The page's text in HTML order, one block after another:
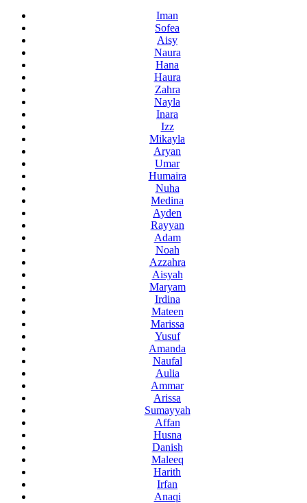
Iman
Sofea
Aisy
Naura
Hana
Haura
Zahra
Nayla
Inara
Izz
Mikayla
Aryan
Umar
Humaira
Nuha
Medina
Ayden
Rayyan
Adam
Noah
Azzahra
Aisyah
Maryam
Irdina
Mateen
Marissa
Yusuf
Amanda
Naufal
Aulia
Ammar
Arissa
Sumayyah
Affan
Husna
Danish
Maleeq
Harith
Irfan
Anaqi